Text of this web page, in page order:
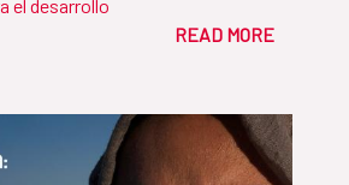
el desarrollo
READ MORE